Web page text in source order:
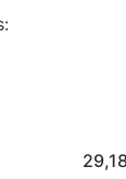
29,18